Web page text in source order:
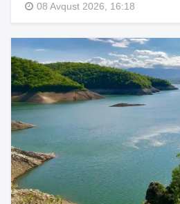
08 Avqust 2026, 16:18